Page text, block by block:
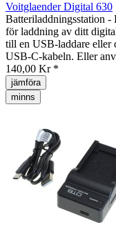
Voitglaender Digital 630
Batteriladdningsstation -
för laddning av ditt
till en USB-laddare eller
USB-C-kabeln. Eller
140,00 Kr *
jämföra
minns